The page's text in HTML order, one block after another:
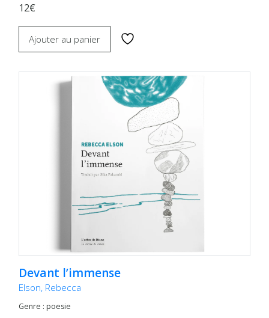
12€
Ajouter au panier
Devant l’immense
Elson, Rebecca
Genre : poesie